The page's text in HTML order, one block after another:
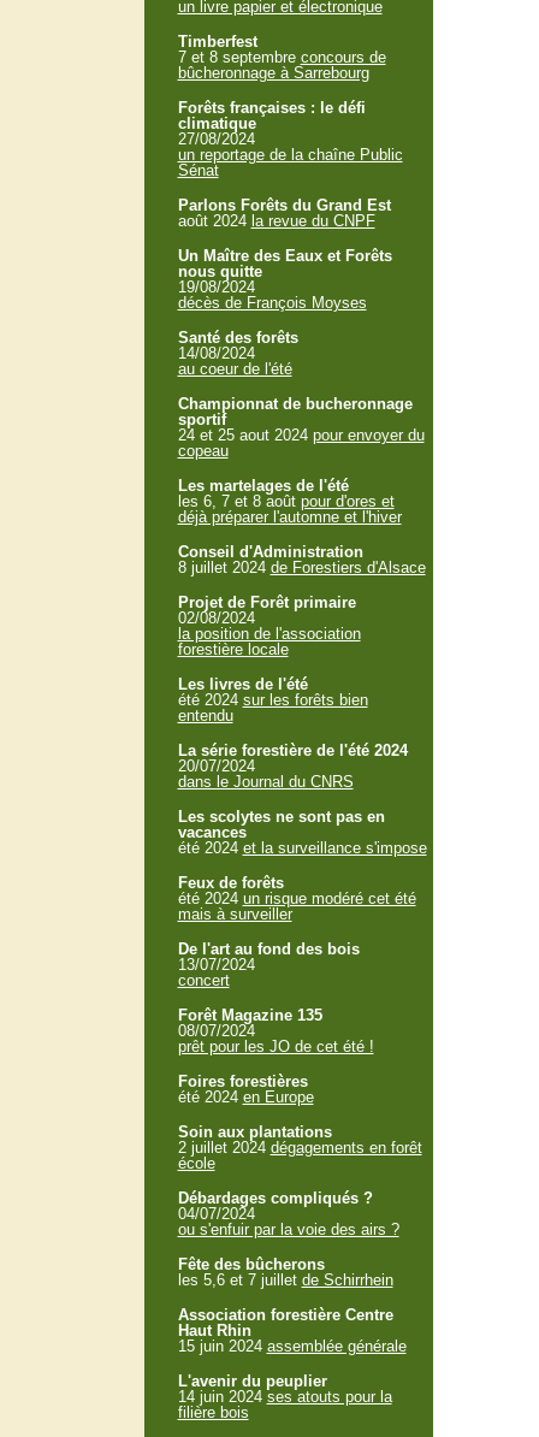
un livre papier et électronique
Timberfest
7 et 8 septembre concours de
bûcheronnage à Sarrebourg
Forêts françaises : le défi
climatique
27/08/2024
un reportage de la chaîne Public
Sénat
Parlons Forêts du Grand Est
août 2024 la revue du CNPF
Un Maître des Eaux et Forêts
nous quitte
19/08/2024
décès de François Moyses
Santé des forêts
14/08/2024
au coeur de l'été
Championnat de bucheronnage
sportif
24 et 25 aout 2024 pour envoyer du
copeau
Les martelages de l'été
les 6, 7 et 8 août pour d'ores et
déjà préparer l'automne et l'hiver
Conseil d'Administration
8 juillet 2024 de Forestiers d'Alsace
Projet de Forêt primaire
02/08/2024
la position de l'association
forestière locale
Les livres de l'été
été 2024 sur les forêts bien
entendu
La série forestière de l'été 2024
20/07/2024
dans le Journal du CNRS
Les scolytes ne sont pas en
vacances
été 2024 et la surveillance s'impose
Feux de forêts
été 2024 un risque modéré cet été
mais à surveiller
De l'art au fond des bois
13/07/2024
concert
Forêt Magazine 135
08/07/2024
prêt pour les JO de cet été !
Foires forestières
été 2024 en Europe
Soin aux plantations
2 juillet 2024 dégagements en forêt
école
Débardages compliqués ?
04/07/2024
ou s'enfuir par la voie des airs ?
Fête des bûcherons
les 5,6 et 7 juillet de Schirrhein
Association forestière Centre
Haut Rhin
15 juin 2024 assemblée générale
L'avenir du peuplier
14 juin 2024 ses atouts pour la
filière bois